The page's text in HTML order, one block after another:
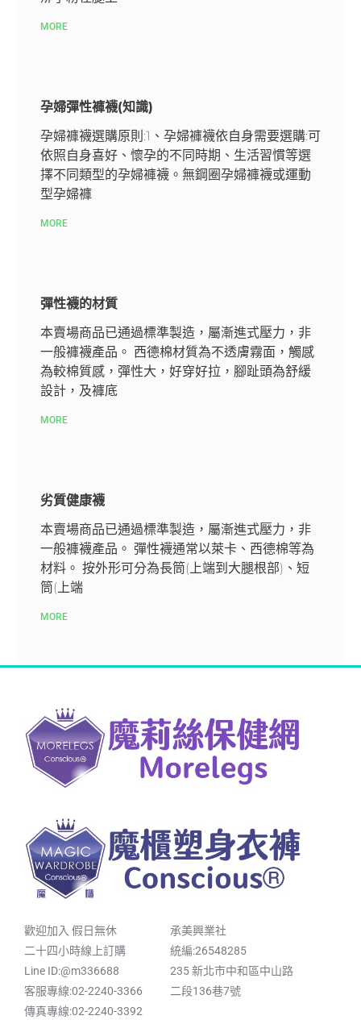
MORE
孕婦彈性褲襪(知識)
孕婦褲襪選購原則:1、孕婦褲襪依自身需要選購:可
依照自身喜好、懷孕的不同時期、生活習慣等選
擇不同類型的孕婦褲襪。無鋼圈孕婦褲襪或運動
型孕婦褲
MORE
彈性襪的材質
本賣場商品已通過標準製造，屬漸進式壓力，非
一般褲襪產品。 西德棉材質為不透膚霧面，觸感
為較棉質感，彈性大，好穿好拉，腳趾頭為舒緩
設計，及褲底
MORE
劣質健康襪
本賣場商品已通過標準製造，屬漸進式壓力，非
一般褲襪產品。 彈性襪通常以萊卡、西德棉等為
材料。 按外形可分為長筒(上端到大腿根部)、短
筒(上端
MORE
歡迎加入 假日無休
二十四小時線上訂購
Line ID:@m336688
客服專線:02-2240-3366
傳真專線:02-2240-3392
承美興業社
統編:26548285
235 新北市中和區中山路
二段136巷7號